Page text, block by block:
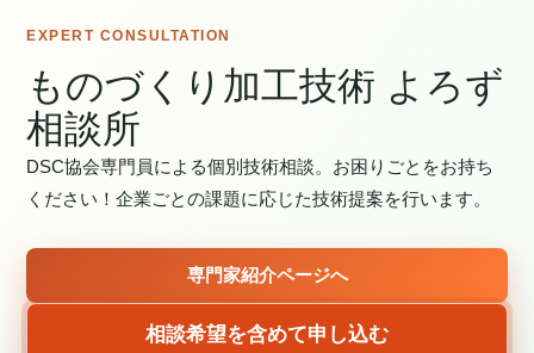
EXPERT CONSULTATION
ものづくり加工技術 よろず
相談所
DSC協会専門員による個別技術相談。お困りごとをお持ち
ください！企業ごとの課題に応じた技術提案を行います。
専門家紹介ページへ
相談希望を含めて申し込む